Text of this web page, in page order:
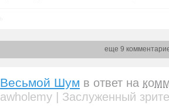
еще 9
Весьмой Шум в ответ на
awholemy | Заслуженный